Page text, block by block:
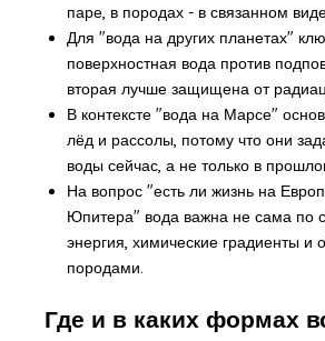
паре, в породах - в связанном
Для "вода на других планетах"
поверхностная вода против
вторая лучше защищена от
В контексте "вода на Марсе"
лёд и рассолы, потому что они
воды сейчас, а не только в
На вопрос "есть ли жизнь на
Юпитера" вода важна не сама по
энергия, химические градиенты и
породами.
Где и в каких формах